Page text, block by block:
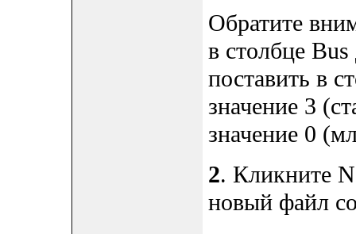
Обратите
в столбце
поставить в
значение 3
значение 0
2. Кликните
новый файл